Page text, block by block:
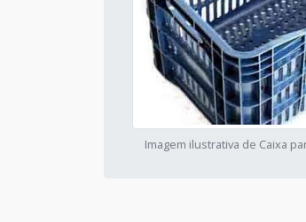
Imagem ilustrativa de Caixa